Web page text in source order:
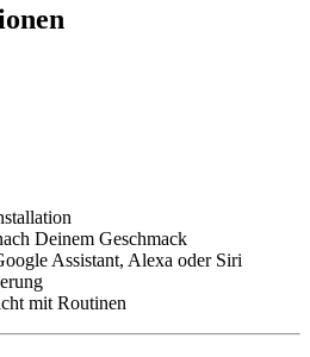
Deinem Geschmack
Assistant, Alexa oder Siri
mit Routinen